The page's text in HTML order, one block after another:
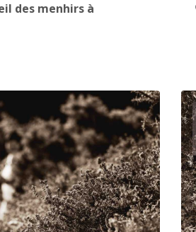
des menhirs à